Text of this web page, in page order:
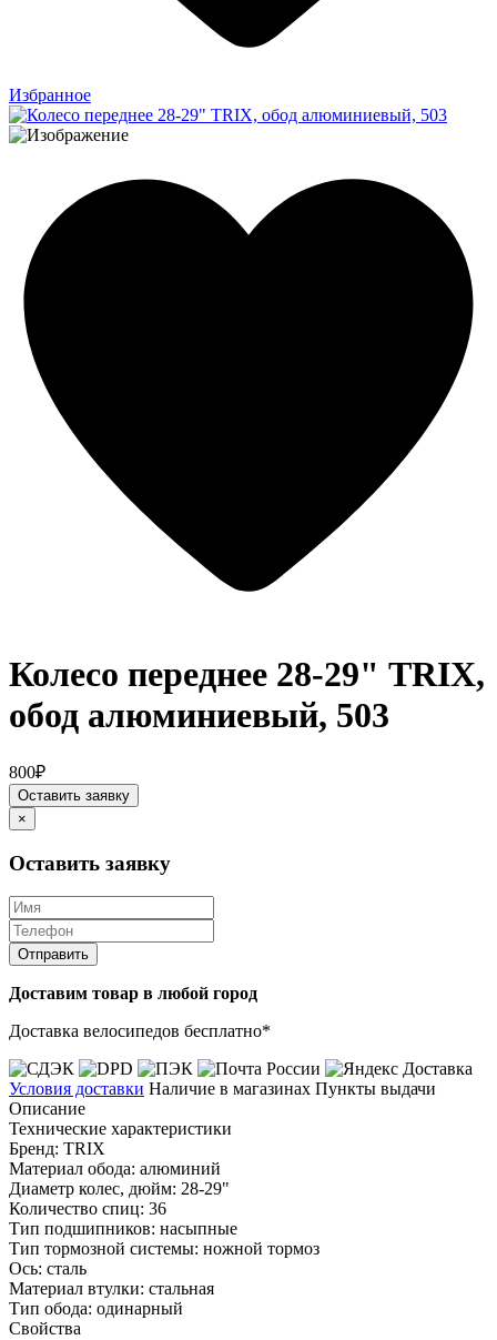
Избранное
Колесо переднее 28-29" TRIX,
обод алюминиевый, 503
800₽
Оставить заявку
×
Оставить заявку
Отправить
Доставим товар в любой город
Доставка велосипедов бесплатно*
Условия доставки Наличие в магазинах Пункты выдачи
Описание
Технические характеристики
Бренд: TRIX
Материал обода: алюминий
Диаметр колес, дюйм: 28-29"
Количество спиц: 36
Тип подшипников: насыпные
Тип тормозной системы: ножной тормоз
Ось: сталь
Материал втулки: стальная
Тип обода: одинарный
Свойства